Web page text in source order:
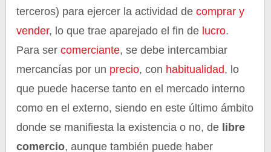
terceros) para ejercer la actividad de comprar y
vender, lo que trae aparejado el fin de lucro.
Para sercomerciante, se debe intercambiar
mercancías por un precio, con habitualidad, lo
que puede hacerse tanto en el mercado interno
como en el externo, siendo en este último ámbito
donde se manifiesta la existencia o no, de libre
comercio, aunque también puede haber